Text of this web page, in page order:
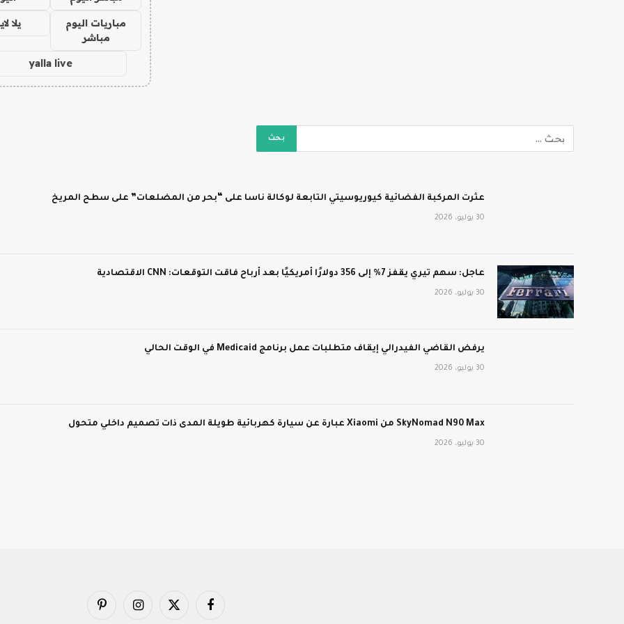
مباريات اليوم
مباشر
يلا
yalla live
عثرت المركبة الفضائية كيوريوسيتي التابعة لوكالة ناسا على “بحر من المضلعات” على سطح المريخ
30 يوليو، 2026
عاجل: سهم تيري يقفز 7% إلى 356 دولارًا أمريكيًا بعد أرباح فاقت التوقعات: CNN الاقتصادية
30 يوليو، 2026
يرفض القاضي الفيدرالي إيقاف متطلبات عمل برنامج Medicaid في الوقت الحالي
30 يوليو، 2026
SkyNomad N90 Max من Xiaomi عبارة عن سيارة كهربائية طويلة المدى ذات تصميم داخلي متحول
30 يوليو، 2026
فيسبوك X
الانستغرامبينتيريست